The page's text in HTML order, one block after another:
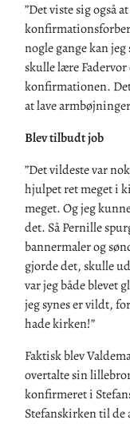
”Det viste sig også
nogle gange kan
skulle lære
konfirmationen.
at lave
Blev tilbudt job
”Det vildeste var
hjulpet ret meget i
meget. Og jeg
det. Så Pernille
bannermaler og
gjorde det, skulle
var jeg både blevet
jeg synes er vildt,
hade kirken!”
Faktisk blev
overtalte sin
konfirmeret i
Stefanskirken til